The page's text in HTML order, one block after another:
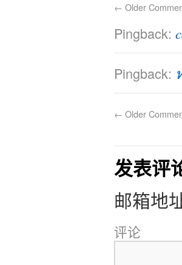
← Older
Pingback:
Pingback:
← Older
发表评
邮箱地
评论